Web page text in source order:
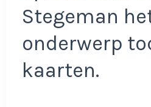
Stegeman
onderwerp
kaarten.